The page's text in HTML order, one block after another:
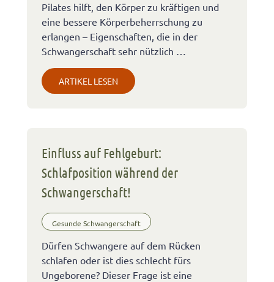
Pilates hilft, den Körper zu kräftigen und
eine bessere Körperbeherrschung zu
erlangen – Eigenschaften, die in der
Schwangerschaft sehr nützlich …
ARTIKEL LESEN
Einfluss auf Fehlgeburt:
Schlafposition während der
Schwangerschaft!
Gesunde Schwangerschaft
Dürfen Schwangere auf dem Rücken
schlafen oder ist dies schlecht fürs
Ungeborene? Dieser Frage ist eine